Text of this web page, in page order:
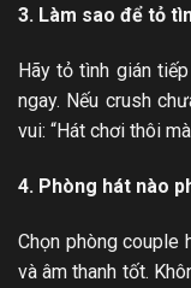
3. Làm sao để tỏ
Hãy tỏ tình gián
ngay. Nếu crush
vui: “Hát chơi thôi
4. Phòng hát nào
Chọn phòng couple
và âm thanh tốt.